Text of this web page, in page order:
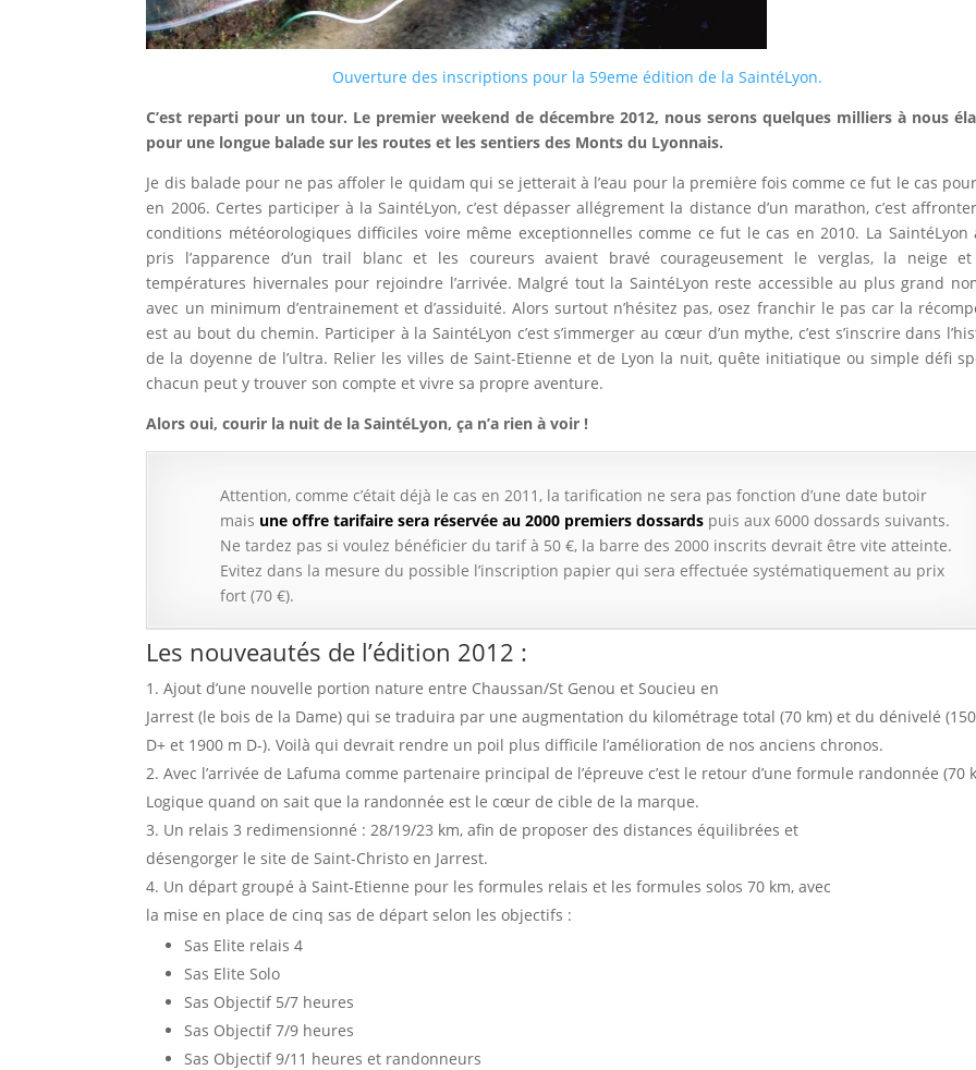
Ouverture des inscriptions pour la 59eme édition de la SaintéLyon.
C’est reparti pour un tour. Le premier weekend de décembre 2012, nous serons quelques milliers à nous
pour une longue balade sur les routes et les sentiers des Monts du Lyonnais.
Je dis balade pour ne pas affoler le quidam qui se jetterait à l’eau pour la première fois comme ce fut le cas
en 2006. Certes participer à la SaintéLyon, c’est dépasser allégrement la distance d’un marathon, c’est
conditions météorologiques difficiles voire même exceptionnelles comme ce fut le cas en 2010. La SaintéLyon
pris l’apparence d’un trail blanc et les coureurs avaient bravé courageusement le verglas, la neige
températures hivernales pour rejoindre l’arrivée. Malgré tout la SaintéLyon reste accessible au plus grand
avec un minimum d’entrainement et d’assiduité. Alors surtout n’hésitez pas, osez franchir le pas car la
est au bout du chemin. Participer à la SaintéLyon c’est s’immerger au cœur d’un mythe, c’est s’inscrire dans
de la doyenne de l’ultra. Relier les villes de Saint-Etienne et de Lyon la nuit, quête initiatique ou simple défi
chacun peut y trouver son compte et vivre sa propre aventure.
Alors oui, courir la nuit de la SaintéLyon, ça n’a rien à voir !
Attention, comme c’était déjà le cas en 2011, la tarification ne sera pas fonction d’une date butoir
mais une offre tarifaire sera réservée au 2000 premiers dossards puis aux 6000 dossards suivants.
Ne tardez pas si voulez bénéficier du tarif à 50 €, la barre des 2000 inscrits devrait être vite atteinte.
Evitez dans la mesure du possible l’inscription papier qui sera effectuée systématiquement au prix
fort (70 €).
Les nouveautés de l’édition 2012 :
Ajout d’une nouvelle portion nature entre Chaussan/St Genou et Soucieu en
Jarrest (le bois de la Dame) qui se traduira par une augmentation du kilométrage total (70 km) et du dénivelé
D+ et 1900 m D-). Voilà qui devrait rendre un poil plus difficile l’amélioration de nos anciens chronos.
Avec l’arrivée de Lafuma comme partenaire principal de l’épreuve c’est le retour d’une formule randonnée (70
Logique quand on sait que la randonnée est le cœur de cible de la marque.
Un relais 3 redimensionné : 28/19/23 km, afin de proposer des distances équilibrées et
désengorger le site de Saint-Christo en Jarrest.
Un départ groupé à Saint-Etienne pour les formules relais et les formules solos 70 km, avec
la mise en place de cinq sas de départ selon les objectifs :
Sas Elite relais 4
Sas Elite Solo
Sas Objectif 5/7 heures
Sas Objectif 7/9 heures
Sas Objectif 9/11 heures et randonneurs